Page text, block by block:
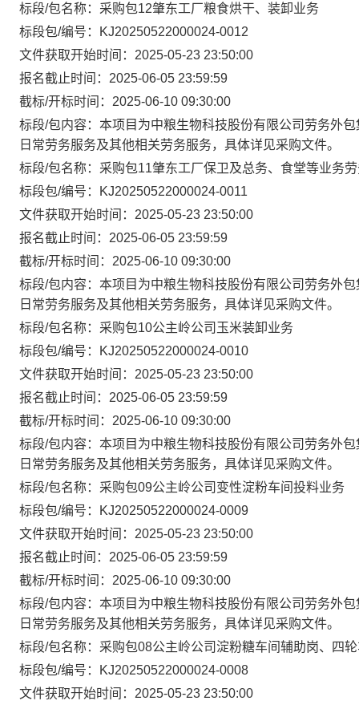
标段/包名称：采购包12肇东工厂粮食烘干、装卸业务
标段包/编号：KJ20250522000024-0012
文件获取开始时间：2025-05-23 23:50:00
报名截止时间：2025-06-05 23:59:59
截标/开标时间：2025-06-10 09:30:00
标段/包内容：本项目为中粮生物科技股份有限公司劳务外
日常劳务服务及其他相关劳务服务，具体详见采购文件。
标段/包名称：采购包11肇东工厂保卫及总务、食堂等业务
标段包/编号：KJ20250522000024-0011
文件获取开始时间：2025-05-23 23:50:00
报名截止时间：2025-06-05 23:59:59
截标/开标时间：2025-06-10 09:30:00
标段/包内容：本项目为中粮生物科技股份有限公司劳务外
日常劳务服务及其他相关劳务服务，具体详见采购文件。
标段/包名称：采购包10公主岭公司玉米装卸业务
标段包/编号：KJ20250522000024-0010
文件获取开始时间：2025-05-23 23:50:00
报名截止时间：2025-06-05 23:59:59
截标/开标时间：2025-06-10 09:30:00
标段/包内容：本项目为中粮生物科技股份有限公司劳务外
日常劳务服务及其他相关劳务服务，具体详见采购文件。
标段/包名称：采购包09公主岭公司变性淀粉车间投料业务
标段包/编号：KJ20250522000024-0009
文件获取开始时间：2025-05-23 23:50:00
报名截止时间：2025-06-05 23:59:59
截标/开标时间：2025-06-10 09:30:00
标段/包内容：本项目为中粮生物科技股份有限公司劳务外
日常劳务服务及其他相关劳务服务，具体详见采购文件。
标段/包名称：采购包08公主岭公司淀粉糖车间辅助岗、四
标段包/编号：KJ20250522000024-0008
文件获取开始时间：2025-05-23 23:50:00